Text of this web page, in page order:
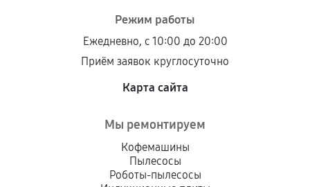
Режим работы
Ежедневно, с 10:00 до 20:00
Приём заявок круглосуточно
Карта сайта
Мы ремонтируем
Кофемашины
Пылесосы
Роботы-пылесосы